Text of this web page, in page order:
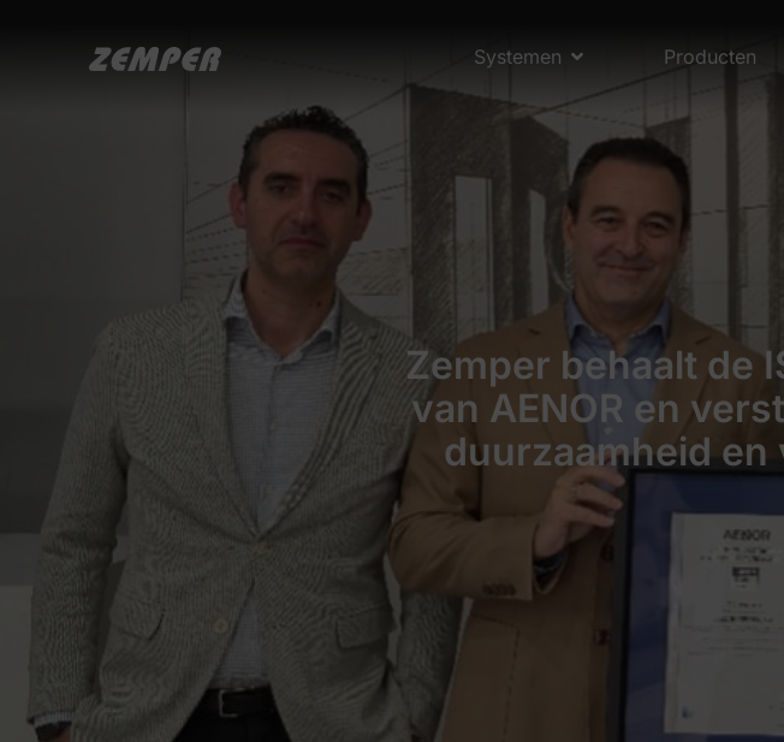
Systemen Producten
Zemper behaalt de
van AENOR en
duurzaamheid